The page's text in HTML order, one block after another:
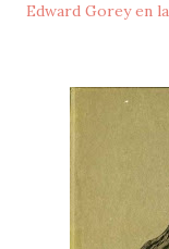
Edward Gorey en